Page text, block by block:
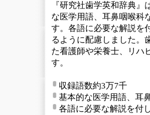
『研究社歯学英和辞典
な医学用語、耳鼻咽喉科
す。各語に必要な解説を
るように配慮しました。
た看護師や栄養士、リハ
す。
収録語数約3万7千
基本的な医学用語、耳
各語に必要な解説を付